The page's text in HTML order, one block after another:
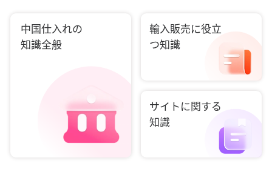
中国仕入れの
知識全般
輸入販売に役立
つ知識
サイトに関する
知識